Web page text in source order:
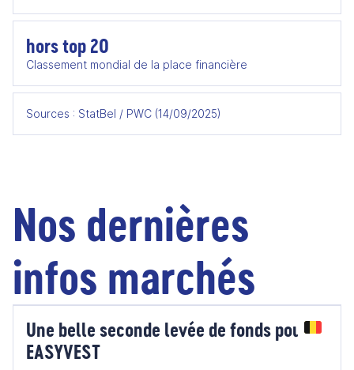
hors top 20
Classement mondial de la place financière
Sources : StatBel / PWC (14/09/2025)
Nos dernières
infos marchés
Une belle seconde levée de fonds pour
EASYVEST